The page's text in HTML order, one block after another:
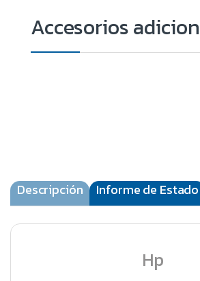
Descripción Informe de Estado
Hp